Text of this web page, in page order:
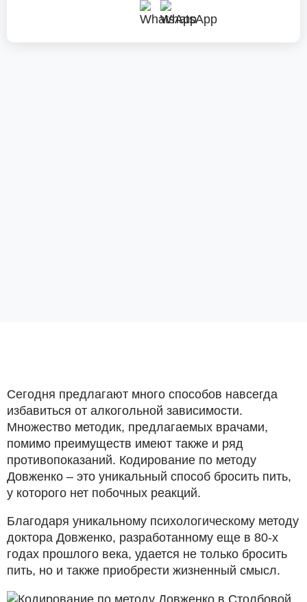
Сегодня предлагают много способов навсегда
избавиться от алкогольной зависимости.
Множество методик, предлагаемых врачами,
помимо преимуществ имеют также и ряд
противопоказаний. Кодирование по методу
Довженко – это уникальный способ бросить пить,
у которого нет побочных реакций.
Благодаря уникальному психологическому методу
доктора Довженко, разработанному еще в 80-х
годах прошлого века, удается не только бросить
пить, но и также приобрести жизненный смысл.